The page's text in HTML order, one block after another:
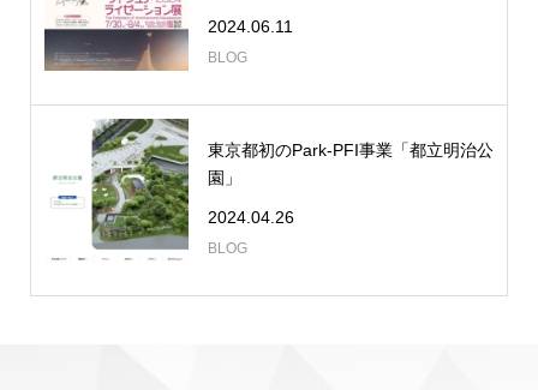
2024.06.11
BLOG
東京都初のPark-PFI事業「都立明治公
園」
2024.04.26
BLOG